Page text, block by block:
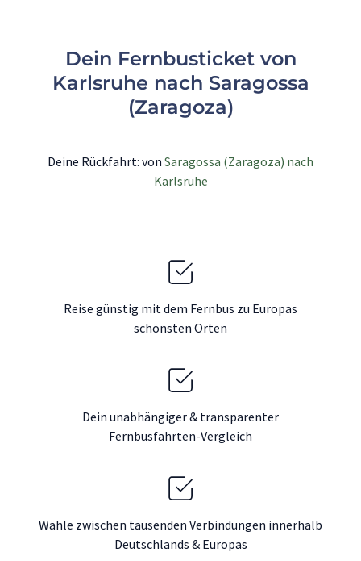
Dein Fernbusticket von
Karlsruhe nach Saragossa
(Zaragoza)
Deine Rückfahrt: von Saragossa (Zaragoza) nach
Karlsruhe
Reise günstig mit dem Fernbus zu Europas
schönsten Orten
Dein unabhängiger & transparenter
Fernbusfahrten-Vergleich
Wähle zwischen tausenden Verbindungen innerhalb
Deutschlands & Europas